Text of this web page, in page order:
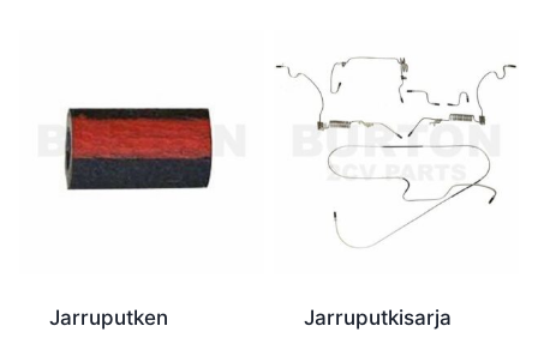
Jarruputken
Jarruputkisarja